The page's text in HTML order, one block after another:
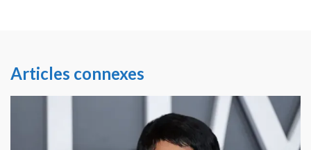
Articles connexes